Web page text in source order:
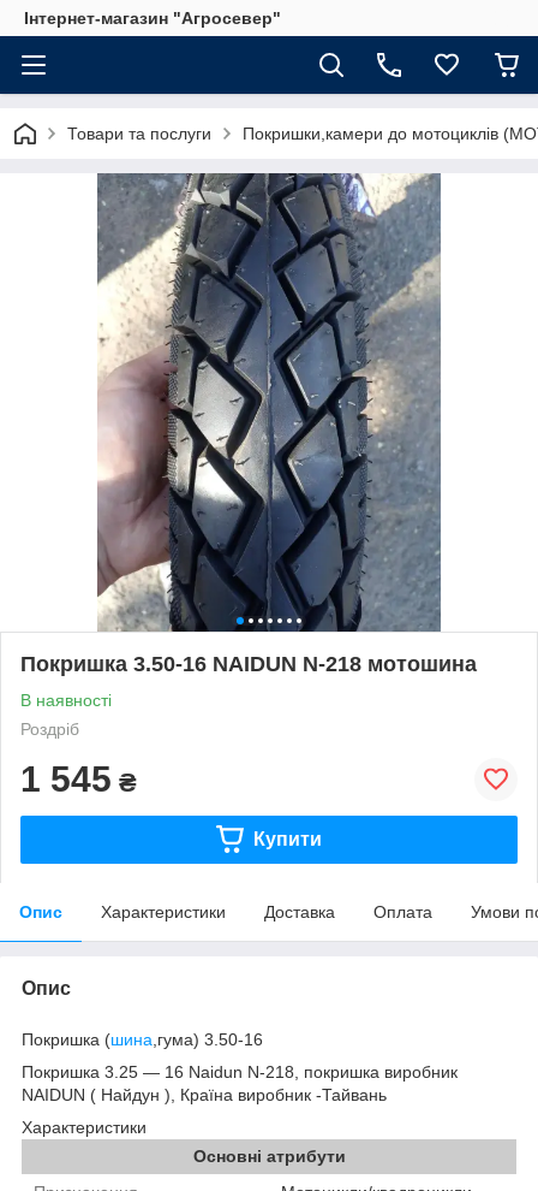
Інтернет-магазин "Агросевер"
Товари та послуги Покришки,камери до мотоциклів
Покришка 3.50-16 NAIDUN N-218 мотошина
В наявності
Роздріб
1 545 ₴
Купити
Опис Характеристики Доставка Оплата Умови
Опис
Покришка (шина ,гума) 3.50-16
Покришка 3.25 ― 16 Naidun N-218, покришка виробник
NAIDUN ( Найдун ), Країна виробник -Тайвань
Характеристики
Основні атрибути